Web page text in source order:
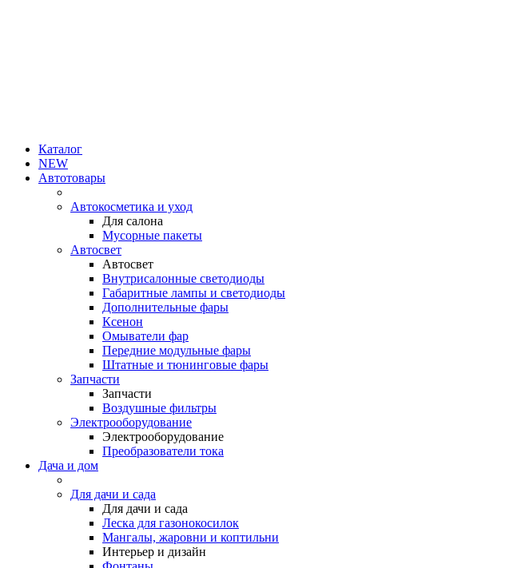
Каталог
NEW
Автотовары
Автокосметика и уход
Для салона
Мусорные пакеты
Автосвет
Автосвет
Внутрисалонные светодиоды
Габаритные лампы и светодиоды
Дополнительные фары
Ксенон
Омыватели фар
Передние модульные фары
Штатные и тюнинговые фары
Запчасти
Запчасти
Воздушные фильтры
Электрооборудование
Электрооборудование
Преобразователи тока
Дача и дом
Для дачи и сада
Для дачи и сада
Леска для газонокосилок
Мангалы, жаровни и коптильни
Интерьер и дизайн